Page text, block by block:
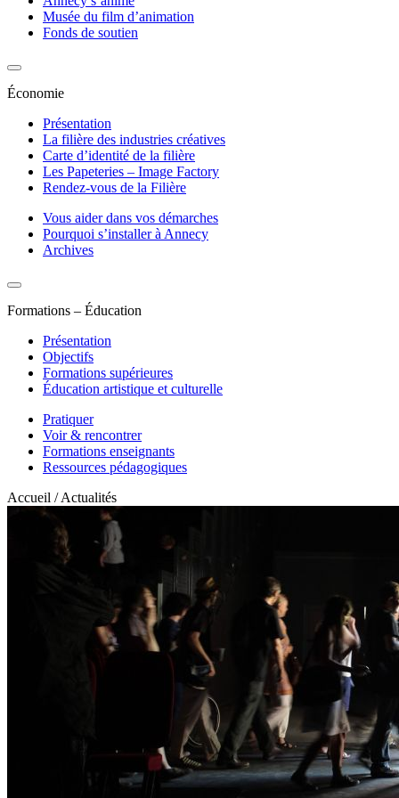
Musée du film d’animation
Fonds de soutien
Économie
Présentation
La filière des industries créatives
Carte d’identité de la filière
Les Papeteries – Image Factory
Rendez-vous de la Filière
Vous aider dans vos démarches
Pourquoi s’installer à Annecy
Archives
Formations – Éducation
Présentation
Objectifs
Formations supérieures
Éducation artistique et culturelle
Pratiquer
Voir & rencontrer
Formations enseignants
Ressources pédagogiques
Accueil / Actualités